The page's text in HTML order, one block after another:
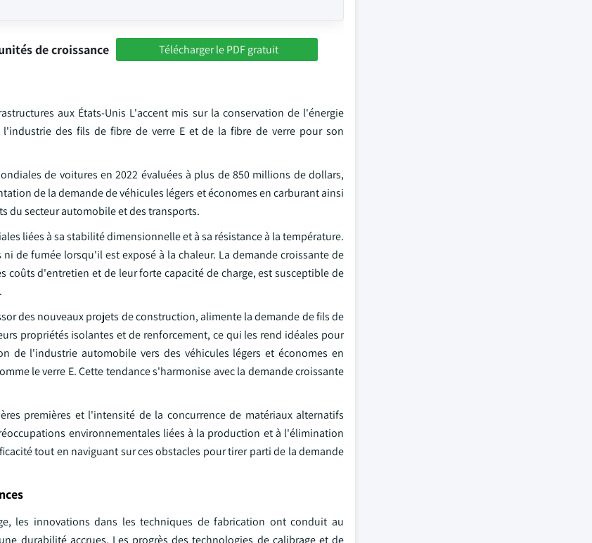
de croissance Télécharger le PDF gratuit
aux États-Unis L'accent mis sur la conservation de l'énergie
des fils de fibre de verre E et de la fibre de verre pour son
de voitures en 2022 évaluées à plus de 850 millions de dollars,
de la demande de véhicules légers et économes en carburant ainsi
du secteur automobile et des transports.
liées à sa stabilité dimensionnelle et à sa résistance à la température.
de fumée lorsqu'il est exposé à la chaleur. La demande croissante de
d'entretien et de leur forte capacité de charge, est susceptible de
des nouveaux projets de construction, alimente la demande de fils de
propriétés isolantes et de renforcement, ce qui les rend idéales pour
l'industrie automobile vers des véhicules légers et économes en
le verre E. Cette tendance s'harmonise avec la demande croissante
premières et l'intensité de la concurrence de matériaux alternatifs
environnementales liées à la production et à l'élimination
tout en naviguant sur ces obstacles pour tirer parti de la demande
les innovations dans les techniques de fabrication ont conduit au
durabilité accrues. Les progrès des technologies de calibrage et de